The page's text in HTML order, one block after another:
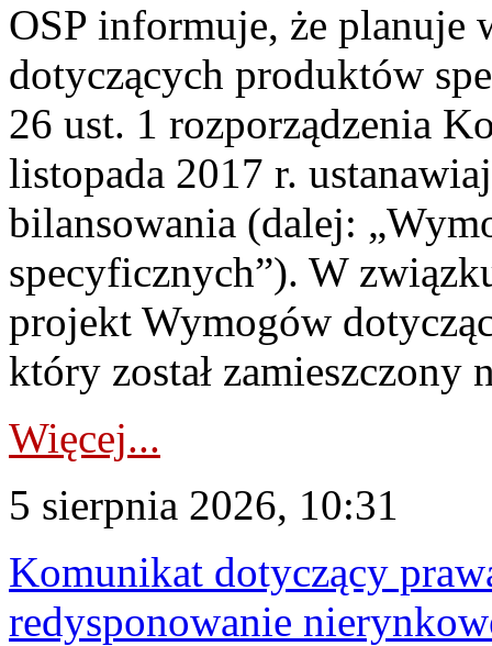
OSP informuje, że planuje
dotyczących produktów
26 ust. 1 rozporządzenia
listopada 2017 r.
bilansowania (dalej:
specyficznych”). W
projekt Wymogów
który został zamieszczony
Więcej...
5 sierpnia 2026, 10:31
Komunikat dotyczący
redysponowanie